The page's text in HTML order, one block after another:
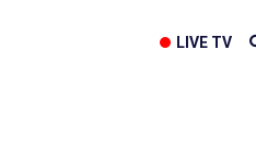
LIVE TV